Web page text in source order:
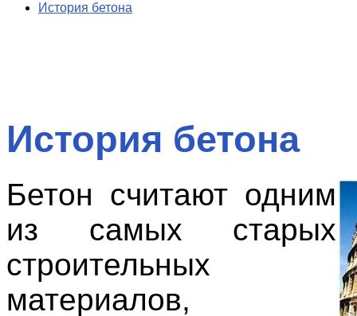
История бетона
История бетона
Бетон считают одним
из самых старых
строительных
материалов,